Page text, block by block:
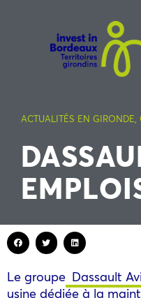
ACTUALITÉS EN GIRONDE,
Le groupe Dassault
usine dédiée à la